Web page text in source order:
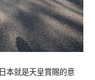
本就是天皇賞賜的意